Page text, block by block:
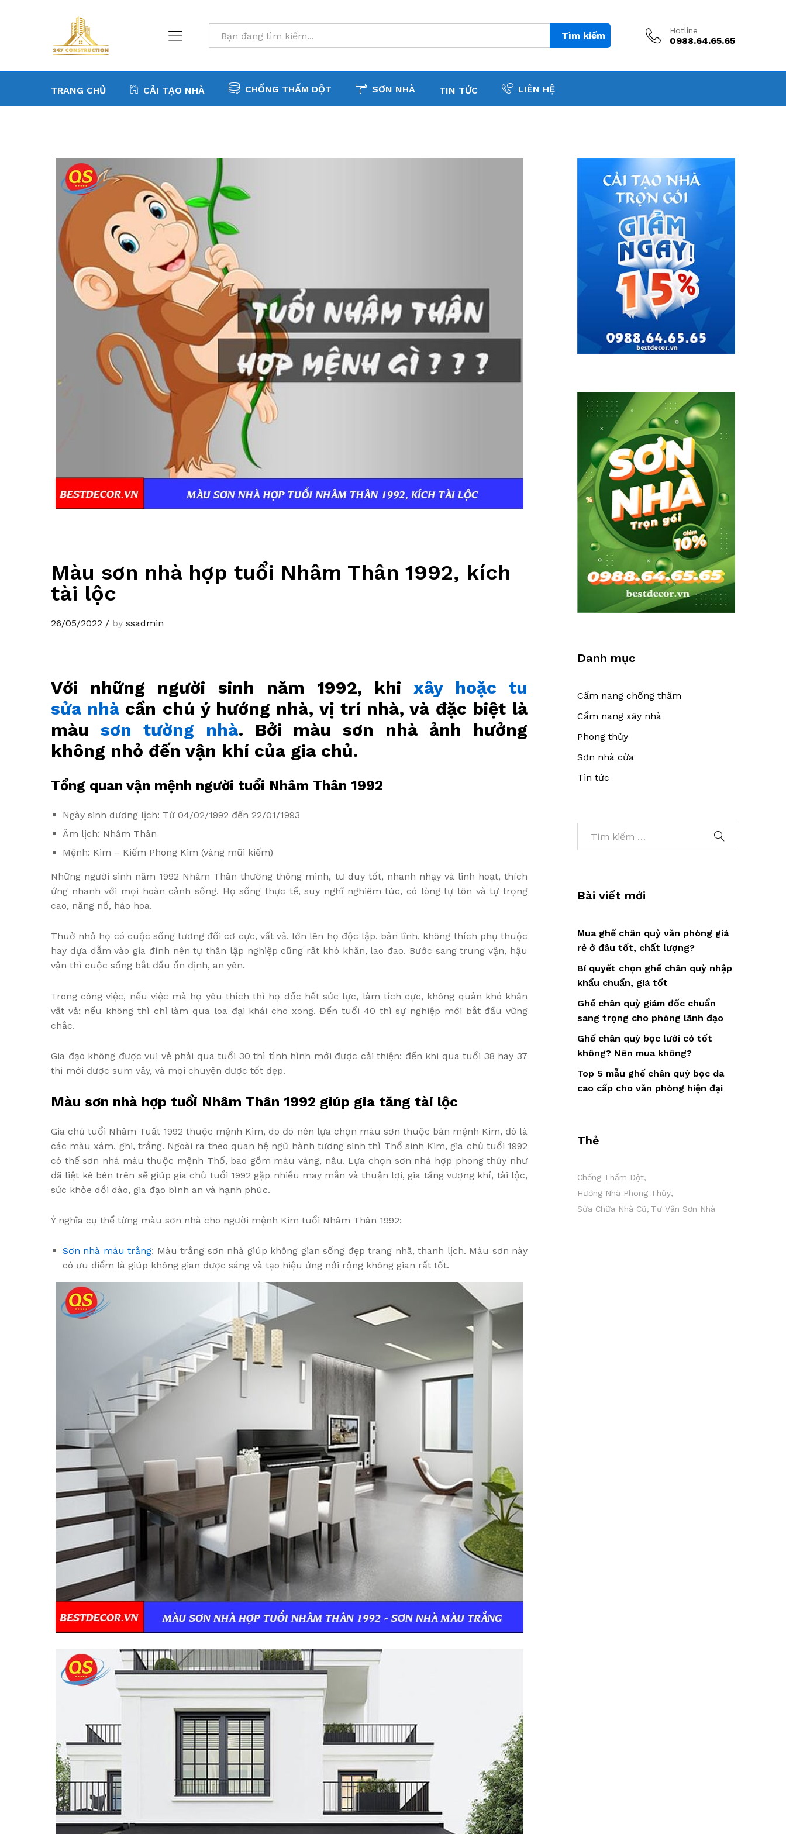
Tìm kiếm Hotline
0988.64.65.65
TRANG CHỦ CẢI TẠO NHÀ CHỐNG THẤM DỘT SƠN NHÀ TIN TỨC LIÊN HỆ
Màu sơn nhà hợp tuổi Nhâm Thân 1992, kích
tài lộc
26/05/2022 / by ssadmin
Với những người sinh năm 1992, khi xây hoặc tu
sửa nhà cần chú ý hướng nhà, vị trí nhà, và đặc biệt là
màu sơn tường nhà. Bởi màu sơn nhà ảnh hưởng
không nhỏ đến vận khí của gia chủ.
Tổng quan vận mệnh người tuổi Nhâm Thân 1992
Ngày sinh dương lịch: Từ 04/02/1992 đến 22/01/1993
Âm lịch: Nhâm Thân
Mệnh: Kim – Kiếm Phong Kim (vàng mũi kiếm)
Những người sinh năm 1992 Nhâm Thân thường thông minh, tư duy tốt, nhanh nhạy và linh hoạt, thích
ứng nhanh với mọi hoàn cảnh sống. Họ sống thực tế, suy nghĩ nghiêm túc, có lòng tự tôn và tự trọng
cao, năng nổ, hào hoa.
Thuở nhỏ họ có cuộc sống tương đối cơ cực, vất vả, lớn lên họ độc lập, bản lĩnh, không thích phụ thuộc
hay dựa dẫm vào gia đình nên tự thân lập nghiệp cũng rất khó khăn, lao đao. Bước sang trung vận, hậu
vận thì cuộc sống bắt đầu ổn định, an yên.
Trong công việc, nếu việc mà họ yêu thích thì họ dốc hết sức lực, làm tích cực, không quản khó khăn
vất vả; nếu không thì chỉ làm qua loa đại khái cho xong. Đến tuổi 40 thì sự nghiệp mới bắt đầu vững
chắc.
Gia đạo không được vui vẻ phải qua tuổi 30 thì tình hình mới được cải thiện; đến khi qua tuổi 38 hay 37
thì mới được sum vầy, và mọi chuyện được tốt đẹp.
Màu sơn nhà hợp tuổi Nhâm Thân 1992 giúp gia tăng tài lộc
Gia chủ tuổi Nhâm Tuất 1992 thuộc mệnh Kim, do đó nên lựa chọn màu sơn thuộc bản mệnh Kim, đó là
các màu xám, ghi, trắng. Ngoài ra theo quan hệ ngũ hành tương sinh thì Thổ sinh Kim, gia chủ tuổi 1992
có thể sơn nhà màu thuộc mệnh Thổ, bao gồm màu vàng, nâu. Lựa chọn sơn nhà hợp phong thủy như
đã liệt kê bên trên sẽ giúp gia chủ tuổi 1992 gặp nhiều may mắn và thuận lợi, gia tăng vượng khí, tài lộc,
sức khỏe dồi dào, gia đạo bình an và hạnh phúc.
Ý nghĩa cụ thể từng màu sơn nhà cho người mệnh Kim tuổi Nhâm Thân 1992:
Sơn nhà màu trắng: Màu trắng sơn nhà giúp không gian sống đẹp trang nhã, thanh lịch. Màu sơn này
có ưu điểm là giúp không gian được sáng và tạo hiệu ứng nới rộng không gian rất tốt.
Danh mục
Cẩm nang chống thấm
Cẩm nang xây nhà
Phong thủy
Sơn nhà cửa
Tin tức
Bài viết mới
Mua ghế chân quỳ văn phòng giá
rẻ ở đâu tốt, chất lượng?
Bí quyết chọn ghế chân quỳ nhập
khẩu chuẩn, giá tốt
Ghế chân quỳ giám đốc chuẩn
sang trọng cho phòng lãnh đạo
Ghế chân quỳ bọc lưới có tốt
không? Nên mua không?
Top 5 mẫu ghế chân quỳ bọc da
cao cấp cho văn phòng hiện đại
Thẻ
Chống Thấm Dột
Hướng Nhà Phong Thủy
Sửa Chữa Nhà Cũ Tư Vấn Sơn Nhà